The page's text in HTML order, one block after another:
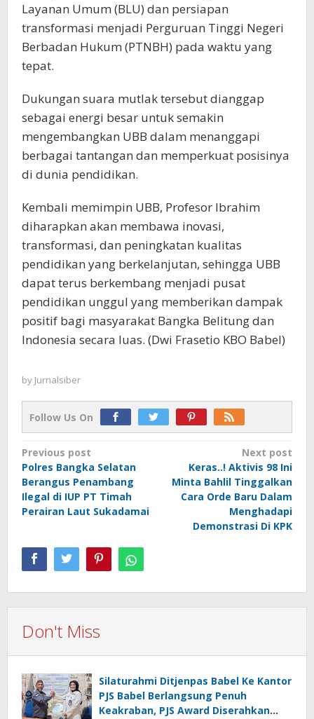
Layanan Umum (BLU) dan persiapan
transformasi menjadi Perguruan Tinggi Negeri
Berbadan Hukum (PTNBH) pada waktu yang
tepat.
Dukungan suara mutlak tersebut dianggap
sebagai energi besar untuk semakin
mengembangkan UBB dalam menanggapi
berbagai tantangan dan memperkuat posisinya
di dunia pendidikan.
Kembali memimpin UBB, Profesor Ibrahim
diharapkan akan membawa inovasi,
transformasi, dan peningkatan kualitas
pendidikan yang berkelanjutan, sehingga UBB
dapat terus berkembang menjadi pusat
pendidikan unggul yang memberikan dampak
positif bagi masyarakat Bangka Belitung dan
Indonesia secara luas. (Dwi Frasetio KBO Babel)
by Jurnalsiber
Follow Us On
Post
navigation
Previous post
Polres Bangka Selatan
Berangus Penambang
Ilegal di IUP PT Timah
Perairan Laut Sukadamai
Next post
Keras..! Aktivis 98 Ini
Minta Bahlil Tinggalkan
Cara Orde Baru Dalam
Menghadapi
Demonstrasi Di KPK
Don't Miss
Silaturahmi Ditjenpas Babel Ke Kantor
PJS Babel Berlangsung Penuh
Keakraban, PJS Award Diserahkan